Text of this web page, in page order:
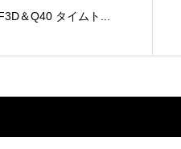
＆Q40 タイムト...